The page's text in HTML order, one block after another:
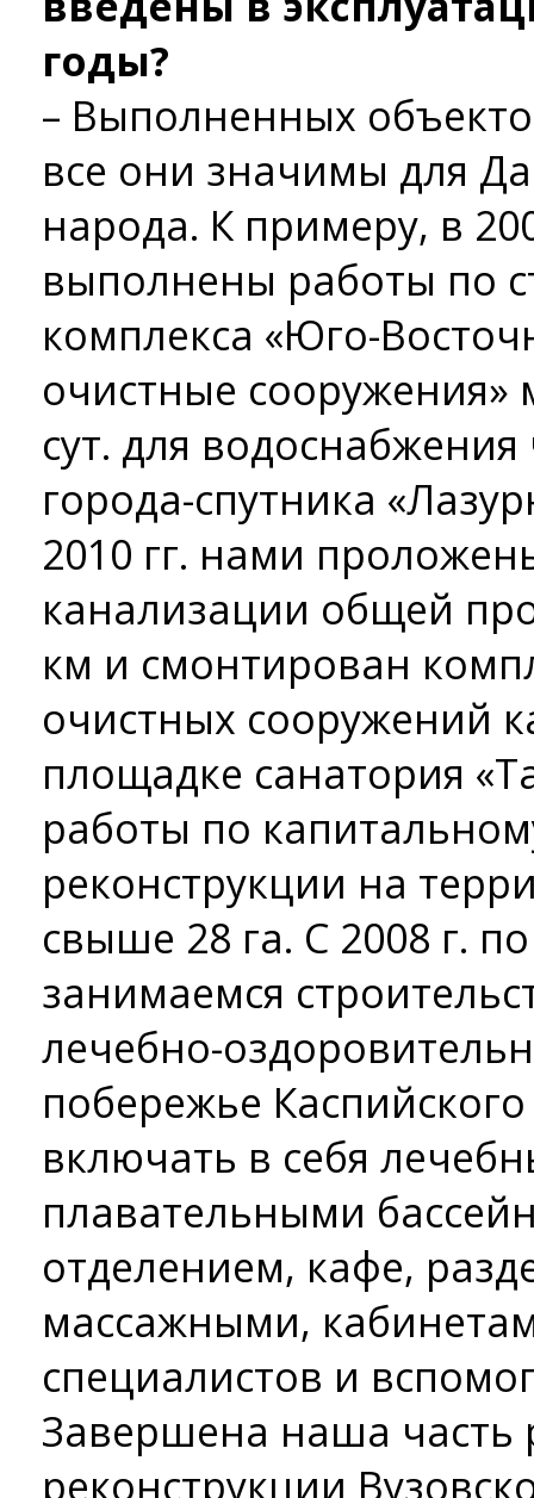
годы?
– Выполненных
все они значимы для
народа. К примеру, в
выполнены работы по
комплекса «Юго-
очистные
сут. для
города-спутника
2010 гг. нами
канализации общей
км и смонтирован
очистных сооружений
площадке санатория
работы по
реконструкции на
свыше 28 га. С 2008 г.
занимаемся
лечебно-
побережье
включать в себя
плавательными
отделением, кафе,
массажными,
специалистов и
Завершена наша часть
реконструкции